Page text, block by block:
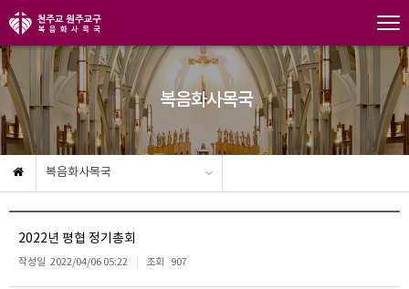
복음화사목국
복음화사목국
2022년 평협 정기총회
작성일 2022/04/06 05:22 조회 907